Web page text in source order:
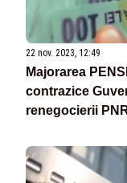
22 nov. 2023, 12:49
Majorarea
contrazice
renegocierii